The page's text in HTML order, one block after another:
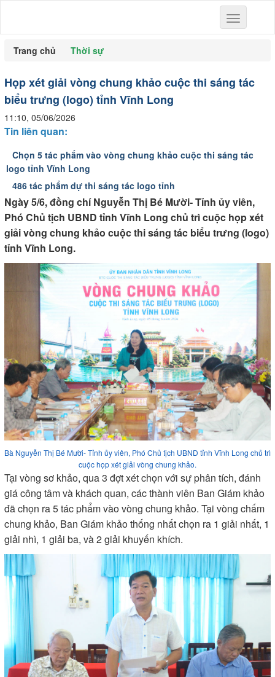
Toggle
navigation
Trang chủ
Thời sự
Họp xét giải vòng chung khảo cuộc thi sáng tác
biểu trưng (logo) tỉnh Vĩnh Long
11:10, 05/06/2026
Tin liên quan:
Chọn 5 tác phẩm vào vòng chung khảo cuộc thi sáng tác
logo tỉnh Vĩnh Long
486 tác phẩm dự thi sáng tác logo tỉnh
Ngày 5/6, đồng chí Nguyễn Thị Bé Mười- Tỉnh ủy viên,
Phó Chủ tịch UBND tỉnh Vĩnh Long chủ trì cuộc họp xét
giải vòng chung khảo cuộc thi sáng tác biểu trưng (logo)
tỉnh Vĩnh Long.
Bà Nguyễn Thị Bé Mười- Tỉnh ủy viên, Phó Chủ tịch UBND tỉnh Vĩnh Long chủ trì
cuộc họp xét giải vòng chung khảo.
Tại vòng sơ khảo, qua 3 đợt xét chọn với sự phân tích, đánh
giá công tâm và khách quan, các thành viên Ban Giám khảo
đã chọn ra 5 tác phẩm vào vòng chung khảo. Tại vòng chấm
chung khảo, Ban Giám khảo thống nhất chọn ra 1 giải nhất, 1
giải nhì, 1 giải ba, và 2 giải khuyến khích.